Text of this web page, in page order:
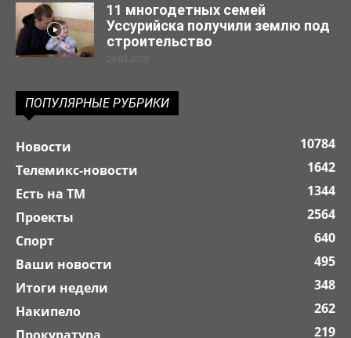
11 многодетных семей
Уссурийска получили землю под
строительство
29.03.2019
ПОПУЛЯРНЫЕ РУБРИКИ
Новости
10784
Телемикс-новости
1642
Есть на ТМ
1344
Проекты
2564
Спорт
640
Ваши новости
495
Итоги недели
348
Накипело
262
219